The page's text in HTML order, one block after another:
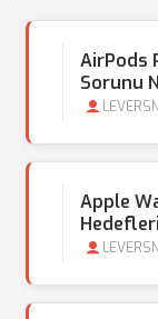
AirPods
Sorunu
Apple